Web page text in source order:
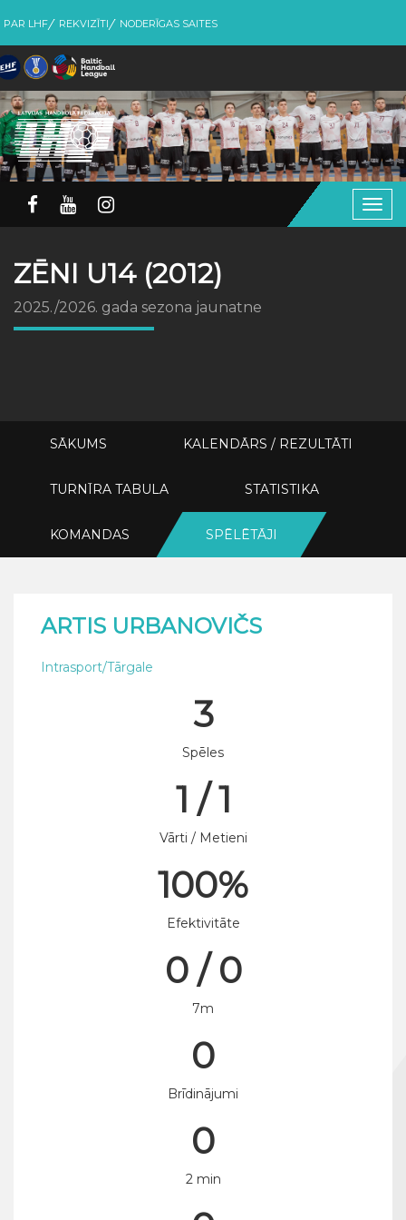
PAR LHF REKVIZĪTI NODERĪGAS SAITES
ZĒNI U14 (2012)
2025./2026. gada sezona jaunatne
SĀKUMS KALENDĀRS / REZULTĀTI
TURNĪRA TABULA STATISTIKA
KOMANDAS SPĒLĒTĀJI
ARTIS URBANOVIČS
Intrasport/Tārgale
3
Spēles
1 / 1
Vārti / Metieni
100%
Efektivitāte
0 / 0
7m
0
Brīdinājumi
0
2 min